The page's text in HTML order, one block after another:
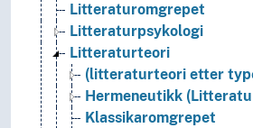
Litteraturomgrepet
Litteraturpsykologi
Litteraturteori
(litteraturteori etter
Hermeneutikk
Klassikaromgrepet